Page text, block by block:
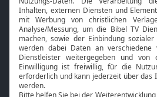
Bibel TV